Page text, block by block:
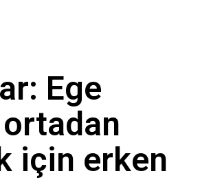
Ege
için erken